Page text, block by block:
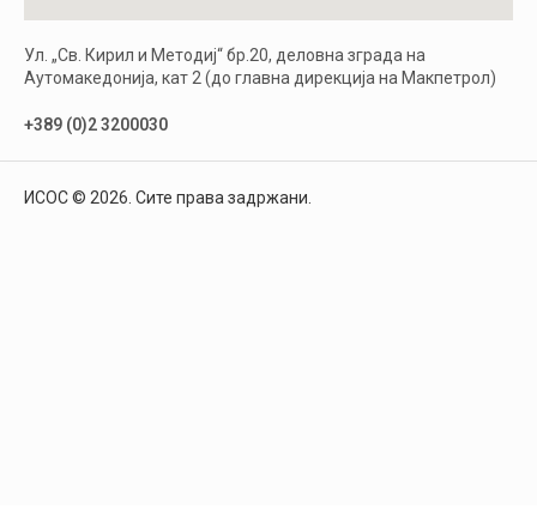
Ул. „Св. Кирил и Методиј“ бр.20, деловна зграда на
Аутомакедонија, кат 2 (до главна дирекција на Макпетрол)
+389 (0)2 3200030
ИСОС © 2026. Сите права задржани.